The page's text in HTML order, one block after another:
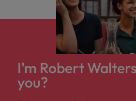
I'm Robert
you?